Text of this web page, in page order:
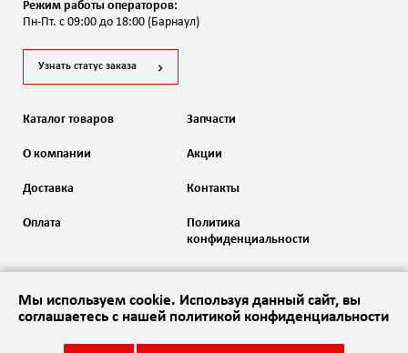
Режим работы операторов:
Пн-Пт. с 09:00 до 18:00 (Барнаул)
Узнать статус заказа
Каталог товаров Запчасти
О компании
Доставка
Оплата
Акции
Контакты
Политика
конфиденциальности
Мы используем cookie. Используя данный сайт, вы
соглашаетесь с нашей политикой конфиденциальности